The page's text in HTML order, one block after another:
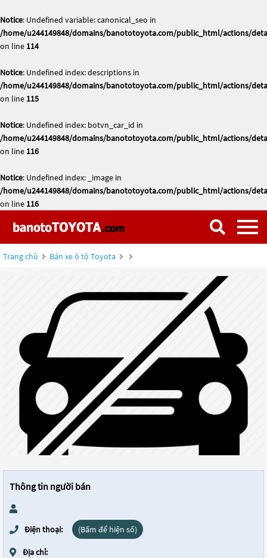
Notice: Undefined variable: canonical_seo in
/home/u244149848/domains/banototoyota.com/public_html/actions/
on line 114
Notice: Undefined index: descriptions in
/home/u244149848/domains/banototoyota.com/public_html/actions/
on line 115
Notice: Undefined index: botvn_car_id in
/home/u244149848/domains/banototoyota.com/public_html/actions/
on line 116
Notice: Undefined index: _image in
/home/u244149848/domains/banototoyota.com/public_html/actions/
on line 116
Trang chủ Bán xe ô tô Toyota
Thông tin người bán
Điện thoại: (Bấm để hiện số)
Địa chỉ: